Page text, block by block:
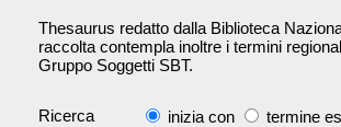
Thesaurus redatto dalla Biblioteca
raccolta contempla inoltre i termini
Gruppo Soggetti SBT.
Ricerca inizia con termine